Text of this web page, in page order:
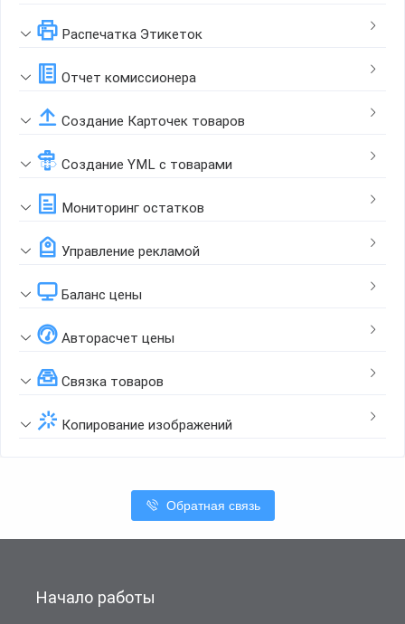
Распечатка Этикеток
Отчет комиссионера
Создание Карточек товаров
Создание YML с товарами
Мониторинг остатков
Управление рекламой
Баланс цены
Авторасчет цены
Связка товаров
Копирование изображений
Обратная связь
Начало работы